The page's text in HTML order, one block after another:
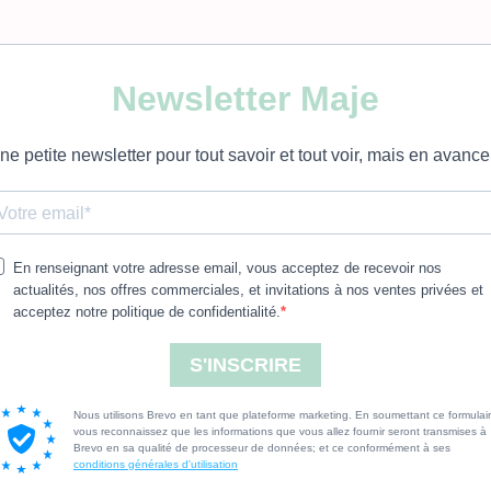
Newsletter Maje
petite newsletter pour tout savoir et tout voir, mais en
En renseignant votre adresse email, vous acceptez de recevoir nos
actualités, nos offres commerciales, et invitations à nos ventes privées et
acceptez notre politique de confidentialité.
S'INSCRIRE
Nous utilisons Brevo en tant que plateforme marketing. En soumettant ce
vous reconnaissez que les informations que vous allez fournir seront transmises à
Brevo en sa qualité de processeur de données; et ce conformément à ses
conditions générales d'utilisation